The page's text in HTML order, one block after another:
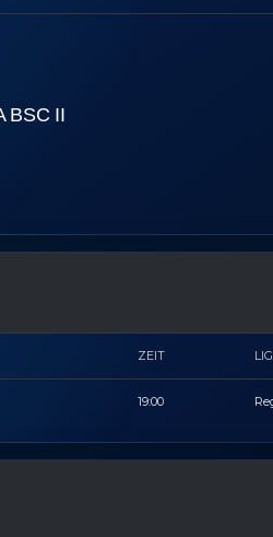
BSC II
ZEIT
19:00